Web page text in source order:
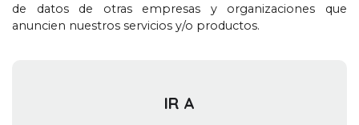
de datos de otras empresas y organizaciones que
anuncien nuestros servicios y/o productos.
IR A